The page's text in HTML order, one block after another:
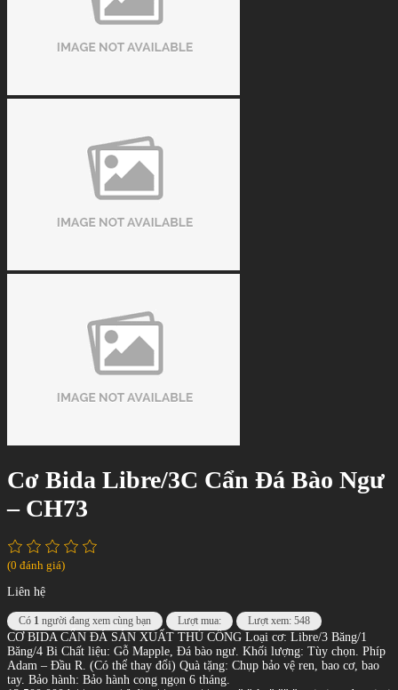
Cơ Bida Libre/3C Cẩn Đá Bào Ngư
– CH73
(0 đánh giá)
Liên hệ
Có 1 người đang xem cùng bạn Lượt mua: Lượt xem: 548
CƠ BIDA CẨN ĐÁ SẢN XUẤT THỦ CÔNG Loại cơ: Libre/3 Băng/1
Băng/4 Bi Chất liệu: Gỗ Mapple, Đá bào ngư. Khối lượng: Tùy chọn. Phíp
Adam – Đầu R. (Có thể thay đổi) Quà tặng: Chụp bảo vệ ren, bao cơ, bao
tay. Bảo hành: Bảo hành cong ngọn 6 tháng.